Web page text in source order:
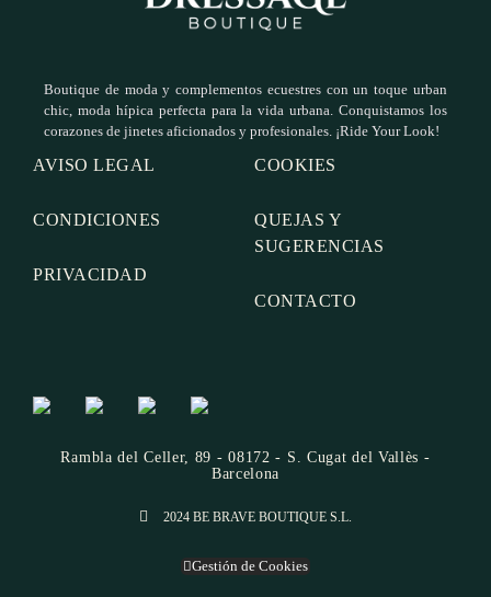
Boutique de moda y complementos ecuestres con un toque urban
chic, moda hípica perfecta para la vida urbana. Conquistamos los
corazones de jinetes aficionados y profesionales. ¡Ride Your Look!
AVISO LEGAL
CONDICIONES
PRIVACIDAD
COOKIES
QUEJAS Y
SUGERENCIAS
CONTACTO
Rambla del Celler, 89 - 08172 - S. Cugat del Vallès -
Barcelona
2024 BE BRAVE BOUTIQUE S.L.
Gestión de Cookies